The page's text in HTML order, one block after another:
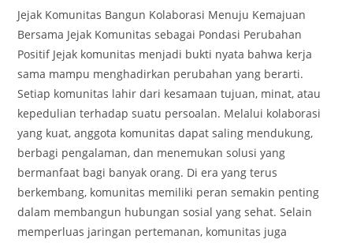
Jejak Komunitas Bangun Kolaborasi Menuju Kemajuan
Bersama Jejak Komunitas sebagai Pondasi Perubahan
Positif Jejak komunitas menjadi bukti nyata bahwa kerja
sama mampu menghadirkan perubahan yang berarti.
Setiap komunitas lahir dari kesamaan tujuan, minat, atau
kepedulian terhadap suatu persoalan. Melalui kolaborasi
yang kuat, anggota komunitas dapat saling mendukung,
berbagi pengalaman, dan menemukan solusi yang
bermanfaat bagi banyak orang. Di era yang terus
berkembang, komunitas memiliki peran semakin penting
dalam membangun hubungan sosial yang sehat. Selain
memperluas jaringan pertemanan, komunitas juga